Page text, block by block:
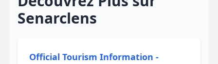
Senarclens
Official Tourism Information -